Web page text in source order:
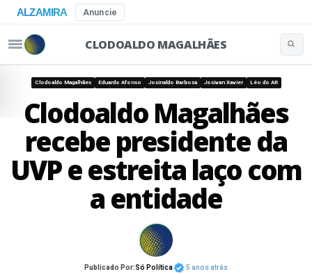
ALZAMIRA Anuncie
CLODOALDO MAGALHÃES
Clodoaldo Magalhães Eduardo Afonso Josinaldo Barbosa Josivan Xavier Léo do AR
Clodoaldo Magalhães
recebe presidente da
UVP e estreita laço com
a entidade
Publicado Por:Só Política 5 anos atrás